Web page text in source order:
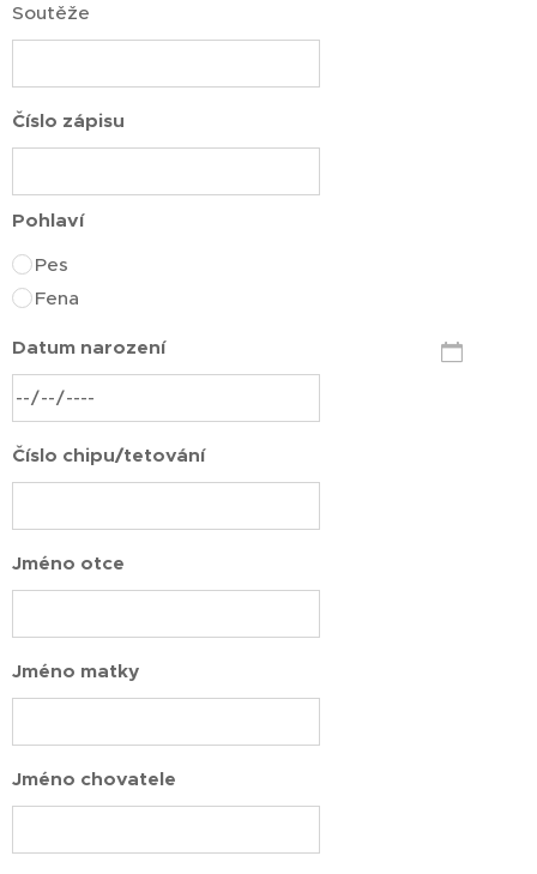
Soutěže
Číslo zápisu
Pohlaví
Pes
Fena
Datum narození
Číslo chipu/tetování
Jméno otce
Jméno matky
Jméno chovatele